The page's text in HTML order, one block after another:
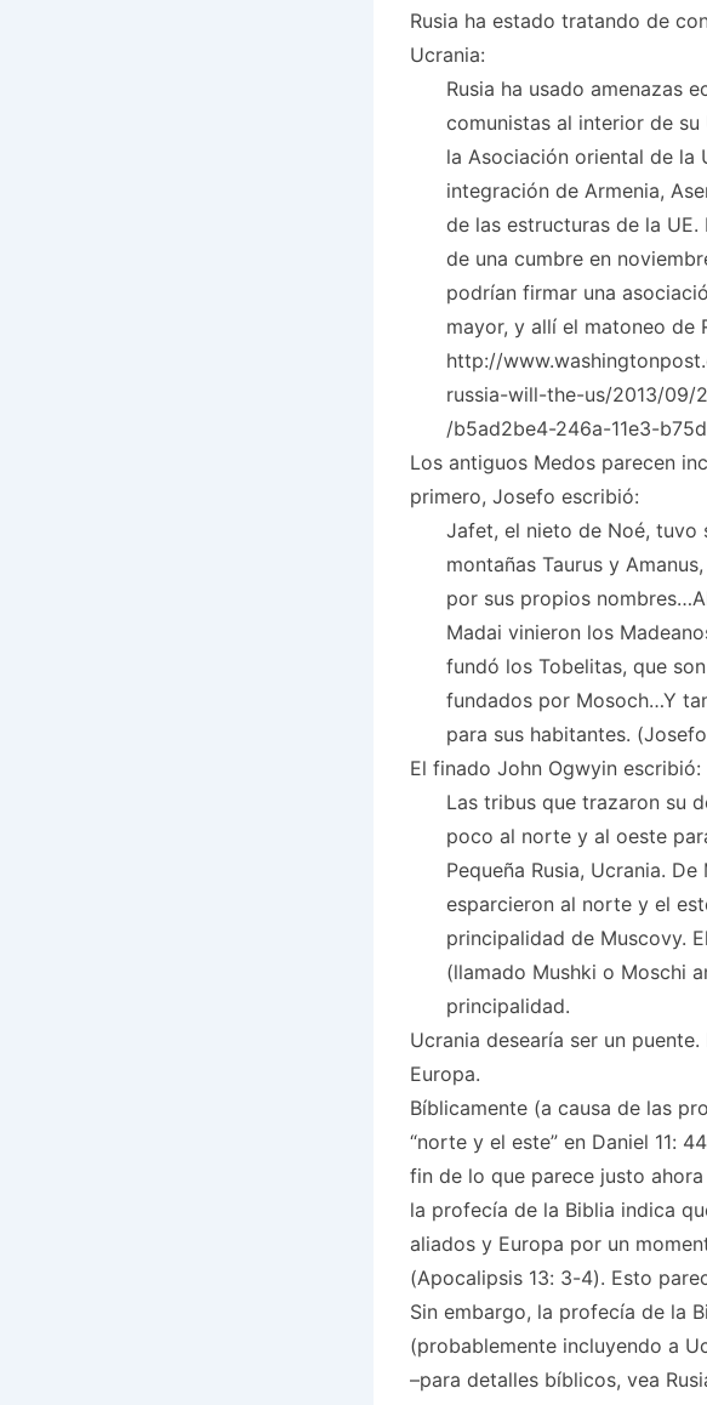
Rusia ha estado tratando de
Ucrania:
Rusia ha usado amenazas
comunistas al interior de
la Asociación oriental de la
integración de Armenia,
de las estructuras de la
de una cumbre en
podrían firmar una
mayor, y allí el matoneo de
http://
russia-will-the-us/2013/09/
/b5ad2be4-246a-11e3-
Los antiguos Medos parecen
primero, Josefo escribió:
Jafet, el nieto de Noé, tuvo
montañas Taurus y
por sus propios
Madai vinieron los
fundó los Tobelitas, que
fundados por Mosoch…Y
para sus habitantes.
El finado John Ogwyin escribió:
Las tribus que trazaron su
poco al norte y al oeste
Pequeña Rusia, Ucrania.
esparcieron al norte y el
principalidad de Muscovy.
(llamado Mushki o Moschi
principalidad.
Ucrania desearía ser un
Europa.
Bíblicamente (a causa de las
“norte y el este” en Daniel 11:
fin de lo que parece justo
la profecía de la Biblia indica
aliados y Europa por un
(Apocalipsis 13: 3-4). Esto
Sin embargo, la profecía de la
(probablemente incluyendo a
–para detalles bíblicos, vea